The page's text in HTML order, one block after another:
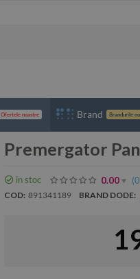
Ofertele noastre Brand Brandurile
Premergator
in stoc 0.00 (0
COD: 891341189 BRAND DODE: